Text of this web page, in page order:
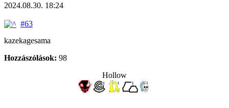
2024.08.30. 18:24
#63
kazekagesama
Hozzászólások: 98
Hollow